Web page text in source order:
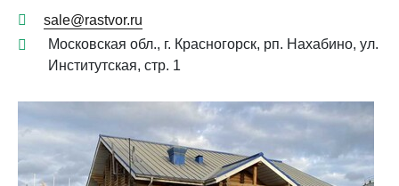
sale@rastvor.ru
Московская обл., г. Красногорск, рп. Нахабино, ул.
Институтская, стр. 1